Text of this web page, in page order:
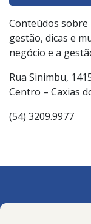
Conteúdos sobre
gestão, dicas e
negócio e a
Rua Sinimbu,
Centro – Caxias
(54) 3209.9977